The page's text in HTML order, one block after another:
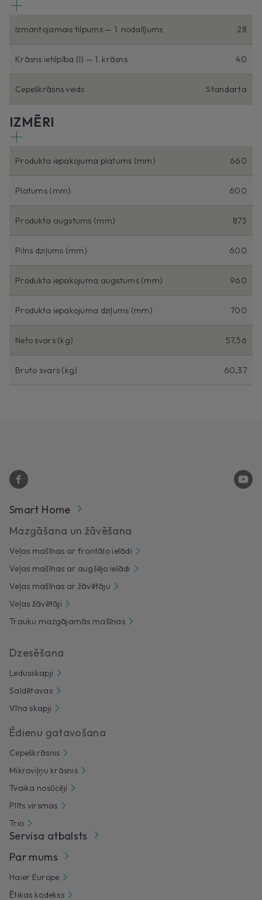
Izmantojamais tilpums — 1. nodalījums 28
Krāsns ietilpība (l) — 1. krāsns 40
Cepeškrāsns veids Standarta
IZMĒRI
Produkta iepakojuma platums (mm) 660
Platums (mm) 600
Produkta augstums (mm) 875
Pilns dziļums (mm) 600
Produkta iepakojuma augstums (mm) 960
Produkta iepakojuma dziļums (mm) 700
Neto svars (kg) 57,56
Bruto svars (kg) 60,37
Smart Home
Mazgāšana un žāvēšana
Veļas mašīnas ar frontālo ielādi
Veļas mašīnas ar augšējo ielādi
Veļas mašīnas ar žāvētāju
Veļas žāvētāji
Trauku mazgājamās mašīnas
Dzesēšana
Ledusskapji
Saldētavas
Vīna skapji
Ēdienu gatavošana
Cepeškrāsnis
Mikroviļņu krāsnis
Tvaika nosūcēji
Plīts virsmas
Trio
Servisa atbalsts
Par mums
Haier Europe
Ētikas kodekss